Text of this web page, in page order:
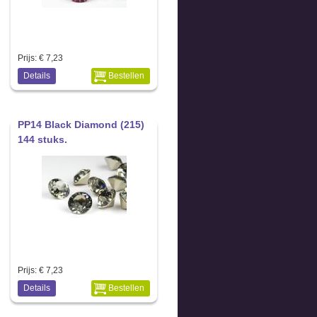
Prijs: € 7,23
Details
Bestellen
PP14 Black Diamond (215)
144 stuks.
Prijs: € 7,23
Details
Bestellen